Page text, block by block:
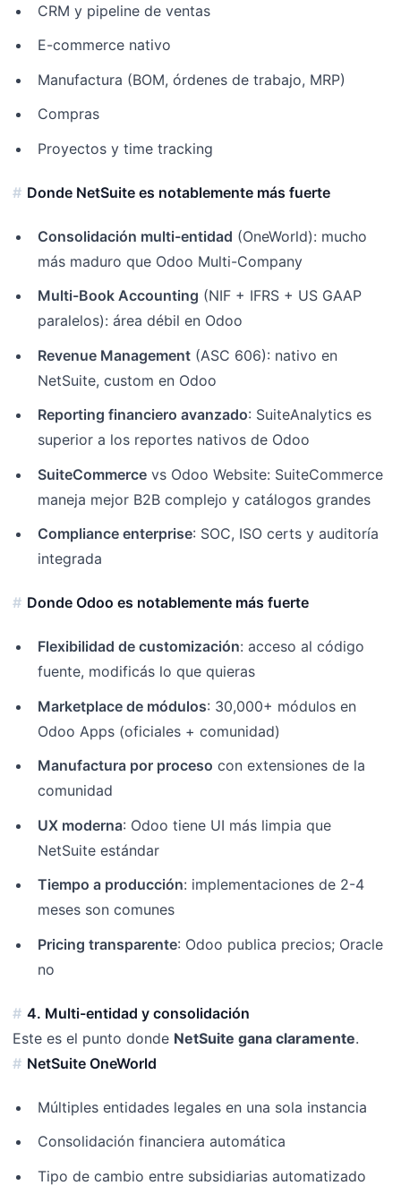
CRM y pipeline de ventas
E-commerce nativo
Manufactura (BOM, órdenes de trabajo, MRP)
Compras
Proyectos y time tracking
Donde NetSuite es notablemente más fuerte
Consolidación multi-entidad (OneWorld): mucho
más maduro que Odoo Multi-Company
Multi-Book Accounting (NIF + IFRS + US GAAP
paralelos): área débil en Odoo
Revenue Management (ASC 606): nativo en
NetSuite, custom en Odoo
Reporting financiero avanzado: SuiteAnalytics es
superior a los reportes nativos de Odoo
SuiteCommerce vs Odoo Website: SuiteCommerce
maneja mejor B2B complejo y catálogos grandes
Compliance enterprise: SOC, ISO certs y auditoría
integrada
Donde Odoo es notablemente más fuerte
Flexibilidad de customización: acceso al código
fuente, modificás lo que quieras
Marketplace de módulos: 30,000+ módulos en
Odoo Apps (oficiales + comunidad)
Manufactura por proceso con extensiones de la
comunidad
UX moderna: Odoo tiene UI más limpia que
NetSuite estándar
Tiempo a producción: implementaciones de 2-4
meses son comunes
Pricing transparente: Odoo publica precios; Oracle
no
4. Multi-entidad y consolidación
Este es el punto donde NetSuite gana claramente.
NetSuite OneWorld
Múltiples entidades legales en una sola instancia
Consolidación financiera automática
Tipo de cambio entre subsidiarias automatizado